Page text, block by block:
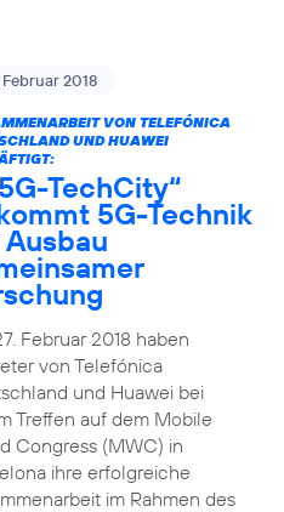
Februar 2018
VON TELEFÓNICA
UND HUAWEI
TechCity“
5G-Technik
Februar 2018 haben
von Telefónica
und Huawei bei
Treffen auf dem Mobile
Congress (MWC) in
ihre erfolgreiche
im Rahmen des